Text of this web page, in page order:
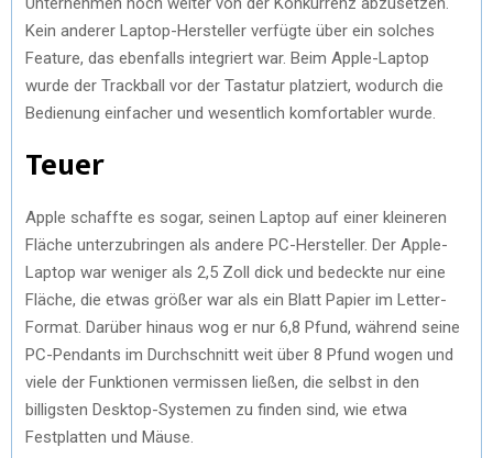
Kein anderer Laptop-Hersteller verfügte über ein solches
Feature, das ebenfalls integriert war. Beim Apple-Laptop
wurde der Trackball vor der Tastatur platziert, wodurch die
Bedienung einfacher und wesentlich komfortabler wurde.
Teuer
Apple schaffte es sogar, seinen Laptop auf einer kleineren
Fläche unterzubringen als andere PC-Hersteller. Der Apple-
Laptop war weniger als 2,5 Zoll dick und bedeckte nur eine
Fläche, die etwas größer war als ein Blatt Papier im Letter-
Format. Darüber hinaus wog er nur 6,8 Pfund, während seine
PC-Pendants im Durchschnitt weit über 8 Pfund wogen und
viele der Funktionen vermissen ließen, die selbst in den
billigsten Desktop-Systemen zu finden sind, wie etwa
Festplatten und Mäuse.